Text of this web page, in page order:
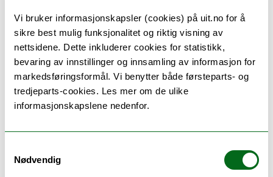
Vi bruker informasjonskapsler (cookies) på uit.no for å
sikre best mulig funksjonalitet og riktig visning av
nettsidene. Dette inkluderer cookies for statistikk,
bevaring av innstillinger og innsamling av informasjon for
markedsføringsformål. Vi benytter både førsteparts- og
tredjeparts-cookies. Les mer om de ulike
informasjonskapslene nedenfor.
Nødvendig
prosjekter i sektoren er noe av det viktigste vi gjør.
Arbeid med kontinuerlig forbedring bygger på en
underliggende filosofi om læring basert på
eksperimentering - vi planlegger, gjennomfører,
studerer og justerer - og så repeterer vi. Læring er en
aktiv og reflekterende prosess, og da hjelper det veldig
å presentere eksempler hvor vi både har lykkes og
konkret eksempel på arbeid med forbedring av
arbeider direkte med denne prosessen, så vet vi at den
foregår ved de fleste universitet OG den er fullspekket